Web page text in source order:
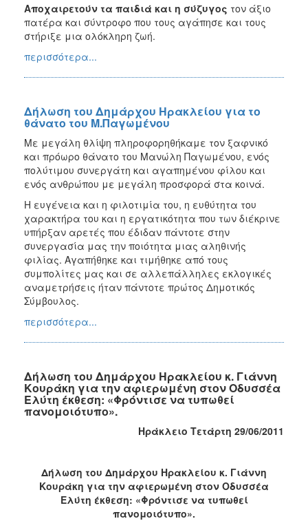
Αποχαιρετούν τα παιδιά και η σύζυγος τον άξιο
πατέρα και σύντροφο που τους αγάπησε και τους
στήριξε μια ολόκληρη ζωή.
περισσότερα...
Δήλωση του Δημάρχου Ηρακλείου για το
θάνατο του Μ.Παγωμένου
Με μεγάλη θλίψη πληροφορηθήκαμε τον ξαφνικό
και πρόωρο θάνατο του Μανώλη Παγωμένου, ενός
πολύτιμου συνεργάτη και αγαπημένου φίλου και
ενός ανθρώπου με μεγάλη προσφορά στα κοινά.
Η ευγένεια και η φιλοτιμία του, η ευθύτητα του
χαρακτήρα του και η εργατικότητα που των διέκρινε
υπήρξαν αρετές που έδιδαν πάντοτε στην
συνεργασία μας την ποιότητα μιας αληθινής
φιλίας. Αγαπήθηκε και τιμήθηκε από τους
συμπολίτες μας και σε αλλεπάλληλες εκλογικές
αναμετρήσεις ήταν πάντοτε πρώτος Δημοτικός
Σύμβουλος.
περισσότερα...
Δήλωση του Δημάρχου Ηρακλείου κ. Γιάννη
Κουράκη για την αφιερωμένη στον Οδυσσέα
Ελύτη έκθεση: «Φρόντισε να τυπωθεί
πανομοιότυπο».
Ηράκλειο Τετάρτη 29/06/2011
Δήλωση του Δημάρχου Ηρακλείου κ. Γιάννη
Κουράκη για την αφιερωμένη στον Οδυσσέα
Ελύτη έκθεση: «Φρόντισε να τυπωθεί
πανομοιότυπο».